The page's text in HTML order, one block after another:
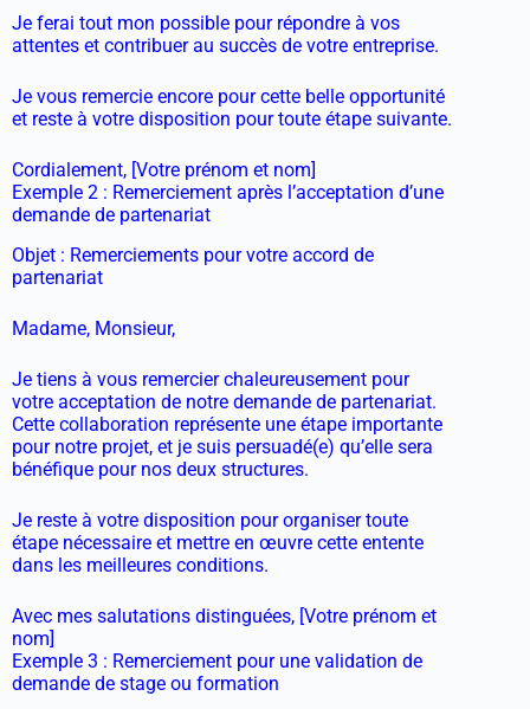
Je ferai tout mon possible pour répondre à vos
attentes et contribuer au succès de votre entreprise.
Je vous remercie encore pour cette belle opportunité
et reste à votre disposition pour toute étape suivante.
Cordialement, [Votre prénom et nom]
Exemple 2 : Remerciement après l’acceptation d’une
demande de partenariat
Objet : Remerciements pour votre accord de
partenariat
Madame, Monsieur,
Je tiens à vous remercier chaleureusement pour
votre acceptation de notre demande de partenariat.
Cette collaboration représente une étape importante
pour notre projet, et je suis persuadé(e) qu’elle sera
bénéfique pour nos deux structures.
Je reste à votre disposition pour organiser toute
étape nécessaire et mettre en œuvre cette entente
dans les meilleures conditions.
Avec mes salutations distinguées, [Votre prénom et
nom]
Exemple 3 : Remerciement pour une validation de
demande de stage ou formation